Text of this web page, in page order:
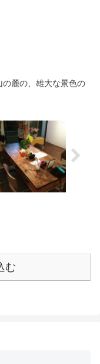
の麓の、雄大な景色の
む